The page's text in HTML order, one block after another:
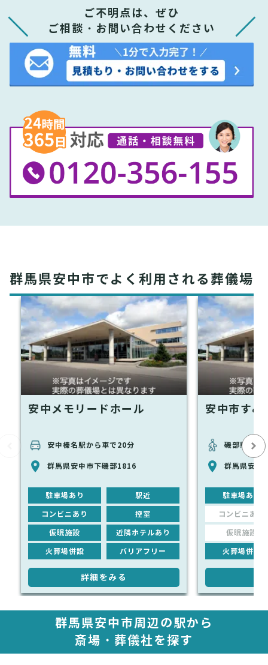
ご不明点は、ぜひ
ご相談・お問い合わせください
群馬県安中市でよく利用される葬儀場
安中メモリードホール
安中榛名駅から車で20分
群馬県安中市下磯部1816
駐車場あり 駅近
コンビニあり 控室
仮眠施設 近隣ホテルあり
火葬場併設 バリアフリー
詳細をみる
安中市すみ
磯部駅から
群馬県安中
駐車場あり
コンビニあり
仮眠施設
火葬場併設
群馬県安中市周辺の駅から
斎場・葬儀社を探す